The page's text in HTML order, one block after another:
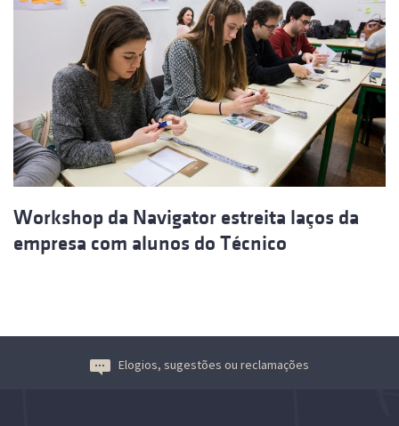
Workshop da Navigator estreita laços da
empresa com alunos do Técnico
Elogios, sugestões ou reclamações